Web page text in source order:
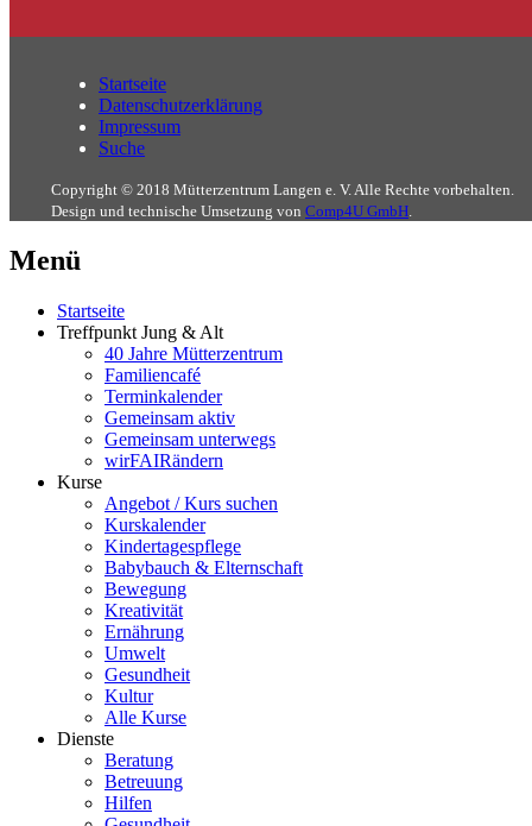
Startseite
Datenschutzerklärung
Impressum
Suche
Copyright © 2018 Mütterzentrum Langen e. V. Alle Rechte vorbehalten.
Design und technische Umsetzung von Comp4U GmbH.
Menü
Startseite
Treffpunkt Jung & Alt
40 Jahre Mütterzentrum
Familiencafé
Terminkalender
Gemeinsam aktiv
Gemeinsam unterwegs
wirFAIRändern
Kurse
Angebot / Kurs suchen
Kurskalender
Kindertagespflege
Babybauch & Elternschaft
Bewegung
Kreativität
Ernährung
Umwelt
Gesundheit
Kultur
Alle Kurse
Dienste
Beratung
Betreuung
Hilfen